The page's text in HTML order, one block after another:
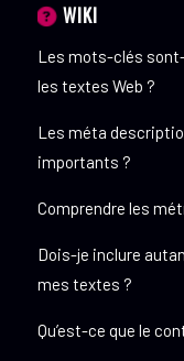
WIKI
Les mots-clés
les textes Web ?
Les méta
importants ?
Comprendre les
Dois-je inclure
mes textes ?
Qu’est-ce que le